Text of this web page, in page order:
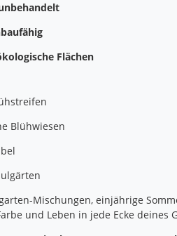
Flächen
Blühwiesen
Mischungen, einjährige
und Leben in jede Ecke deines